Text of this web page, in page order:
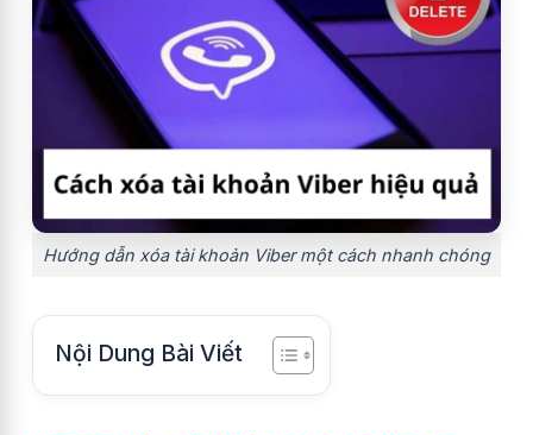
Hướng dẫn xóa tài khoản Viber một cách nhanh chóng
Nội Dung Bài Viết